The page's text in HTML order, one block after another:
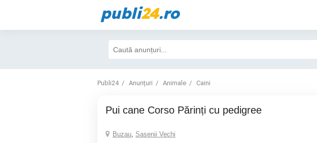
publi24.ro
Publi24 Anunțuri Animale Caini
Pui cane Corso Părinți cu pedigree
Buzau, Sasenii Vechi